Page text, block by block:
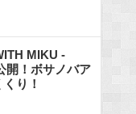
MIKU -
開！ボサノバア
り！